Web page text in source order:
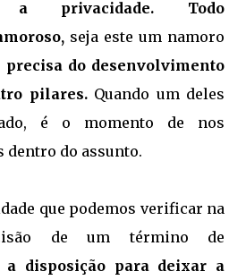
a privacidade. Todo
seja este um namoro
precisa do desenvolvimento
pilares. Quando um deles
é o momento de nos
dentro do assunto.
que podemos verificar na
de um término de
a disposição para deixar a